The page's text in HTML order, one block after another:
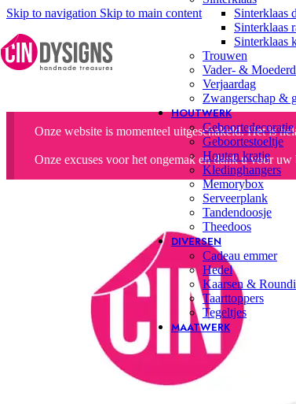
Skip to navigation Skip to main content
Sinterklaas
Sinterklaas
Sinterklaas
Trouwen
Vader- &
Verjaardag
Zwangerschap &
HOUTWERK
Geboortedecoratie
Geboortestoeltje
Houten kratje
Kledinghangers
Memorybox
Serveerplank
Tandendoosje
Theedoos
DIVERSEN
Cadeau emmer
Hedel
Kaarsen &
Taarttoppers
Tegeltjes
MAATWERK
Onze website is momenteel uitgeschakeld. Het is
Onze excuses voor het ongemak en dank u voor uw